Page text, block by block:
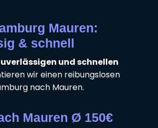
Mauren:
& schnell
und schnellen
wir einen reibungslosen
nach Mauren.
Mauren Ø 150€